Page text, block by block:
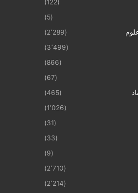
(122)
(5)
(2٬289)
(3٬499)
(866)
(67)
(465)
(1٬026)
(31)
(33)
(9)
(2٬710)
(2٬214)